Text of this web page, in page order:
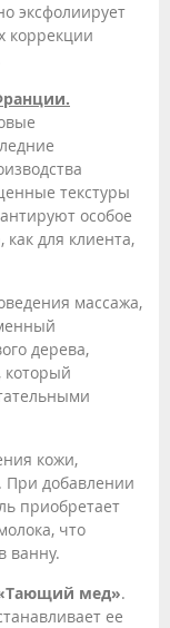
эксфолиирует
коррекции
текстуры
особое
для клиента,
массажа,
дерева,
который
кожи,
При добавлении
приобретает
что
ванну.
мед».
ее